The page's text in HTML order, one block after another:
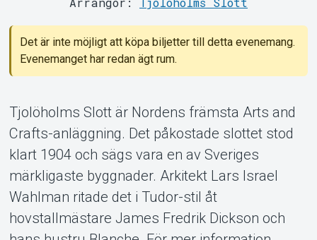
Support
Om Tickster
Det är inte möjligt att köpa biljetter till detta evenemang.
Evenemanget har redan ägt rum.
Tjolöholms Slott är Nordens främsta Arts and
Crafts-anläggning. Det påkostade slottet stod
klart 1904 och sägs vara en av Sveriges
märkligaste byggnader. Arkitekt Lars Israel
Wahlman ritade det i Tudor-stil åt
hovstallmästare James Fredrik Dickson och